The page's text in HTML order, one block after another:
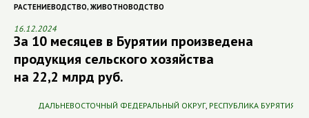
РАСТЕНИЕВОДСТВО, ЖИВОТНОВОДСТВО
16.12.2024
За 10 месяцев в Бурятии произведена
продукция сельского хозяйства
на 22,2 млрд руб.
ДАЛЬНЕВОСТОЧНЫЙ ФЕДЕРАЛЬНЫЙ ОКРУГ, РЕСПУБЛИКА БУРЯТИЯ